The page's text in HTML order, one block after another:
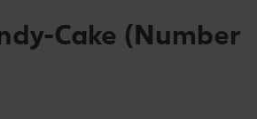
Cake (Number
teilenteilen